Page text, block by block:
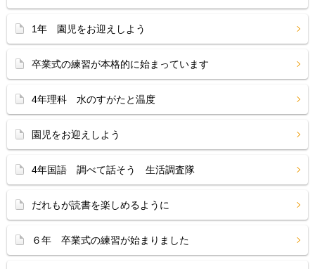
1年 園児をお迎えしよう
卒業式の練習が本格的に始まっています
4年理科 水のすがたと温度
園児をお迎えしよう
4年国語 調べて話そう 生活調査隊
だれもが読書を楽しめるように
６年 卒業式の練習が始まりました